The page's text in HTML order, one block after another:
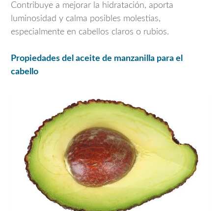
Contribuye a mejorar la hidratación, aporta
luminosidad y calma posibles molestias,
especialmente en cabellos claros o rubios.
Propiedades del aceite de manzanilla para el
cabello